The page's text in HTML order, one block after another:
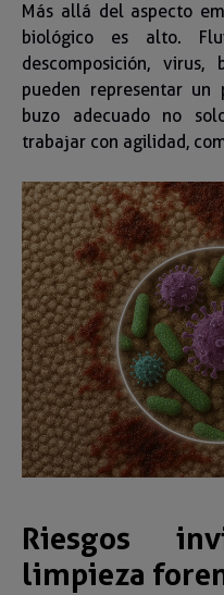
Más allá del aspecto
biológico es alto.
descomposición,
pueden representar
buzo adecuado no
trabajar con agilidad,
Riesgos
limpieza